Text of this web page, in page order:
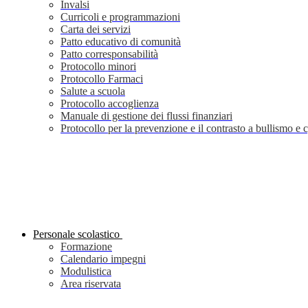
Invalsi
Curricoli e programmazioni
Carta dei servizi
Patto educativo di comunità
Patto corresponsabilità
Protocollo minori
Protocollo Farmaci
Salute a scuola
Protocollo accoglienza
Manuale di gestione dei flussi finanziari
Protocollo per la prevenzione e il contrasto a bullismo e
Personale scolastico
Formazione
Calendario impegni
Modulistica
Area riservata